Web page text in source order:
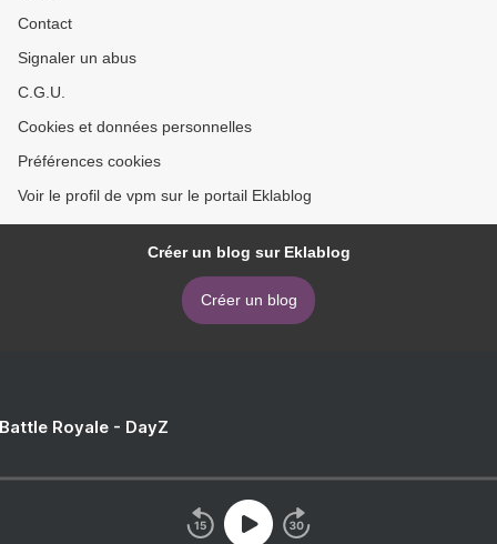
Contact
Signaler un abus
C.G.U.
Cookies et données personnelles
Préférences cookies
Voir le profil de vpm sur le portail Eklablog
Créer un blog sur Eklablog
Créer un blog
Royale - DayZ